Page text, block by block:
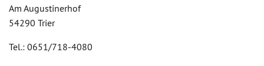
Am Augustinerhof
54290 Trier
Tel.: 0651/718-4080